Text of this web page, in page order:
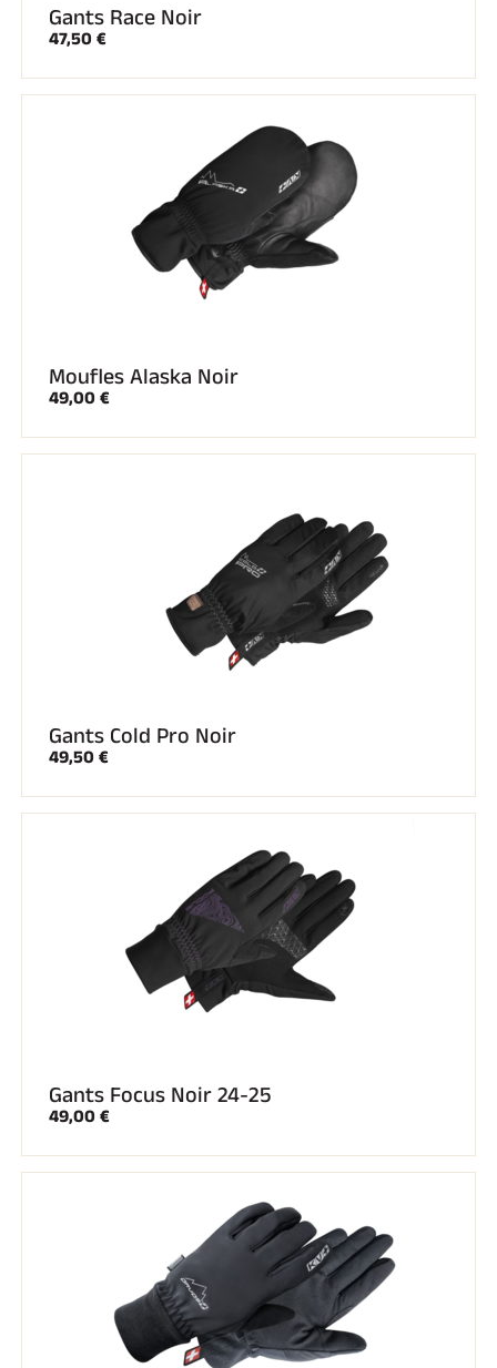
Gants Race Noir
47,50 €
Moufles Alaska Noir
49,00 €
Gants Cold Pro Noir
49,50 €
Gants Focus Noir 24-25
49,00 €